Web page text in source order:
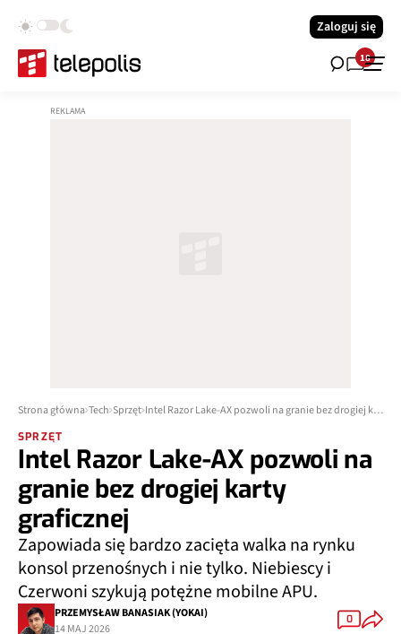
Zaloguj się
18
Strona główna Tech Sprzęt
SPRZĘT
Intel Razor Lake-AX pozwoli na
granie bez drogiej karty
graficznej
Zapowiada się bardzo zacięta walka na rynku
konsol przenośnych i nie tylko. Niebiescy i
Czerwoni szykują potężne mobilne APU.
PRZEMYSŁAW BANASIAK (YOKAI)
14 MAJ 2026
0